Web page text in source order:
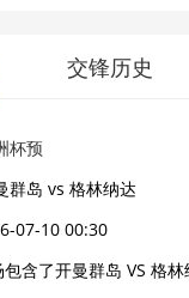
交锋历史
杯预
群岛 vs 格林纳达
07-10 00:30
包含了开曼群岛 VS 格林